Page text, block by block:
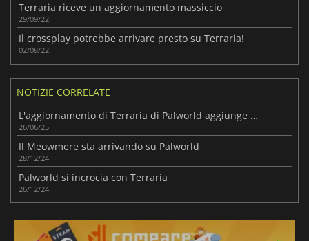
Terraria riceve un aggiornamento massiccio
29/09/22
Il crossplay potrebbe arrivare presto su Terraria!
02/08/22
NOTIZIE CORRELATE
L'aggiornamento di Terraria di Palworld aggiunge funzioni
26/06/25
Il Meowmere sta arrivando su Palworld
28/12/24
Palworld si incrocia con Terraria
26/12/24